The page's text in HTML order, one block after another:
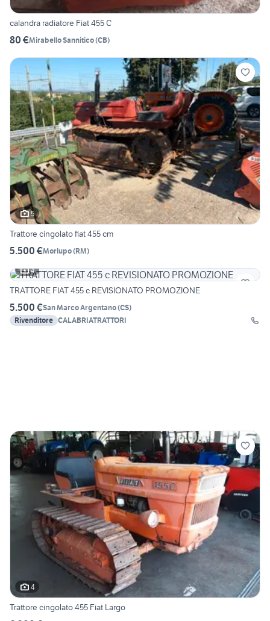
calandra radiatore Fiat 455 C
80 €Mirabello Sannitico(CB)
5
Trattore cingolato fiat 455 cm
5.500 €Morlupo(RM)
4
TRATTORE FIAT 455 c REVISIONATO PROMOZIONE
5.500 €San Marco Argentano(CS)
Rivenditore CALABRIATRATTORI
4
Trattore cingolato 455 Fiat Largo